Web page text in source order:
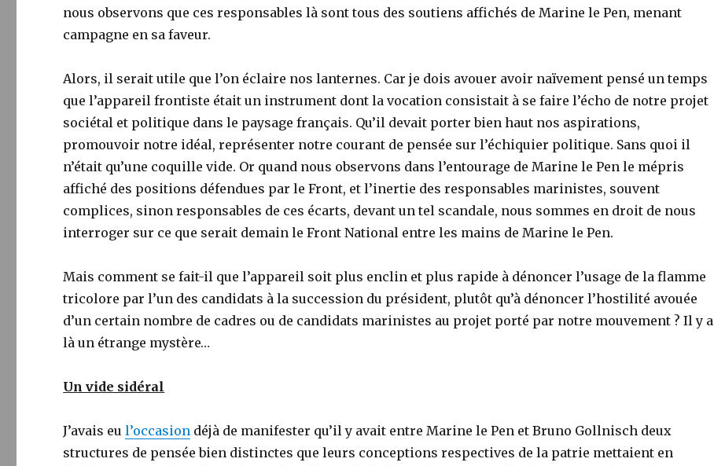
nous observons que ces responsables là sont tous des soutiens affichés de Marine le Pen, menant
campagne en sa faveur.
Alors, il serait utile que l’on éclaire nos lanternes. Car je dois avouer avoir naïvement pensé un temps
que l’appareil frontiste était un instrument dont la vocation consistait à se faire l’écho de notre projet
sociétal et politique dans le paysage français. Qu’il devait porter bien haut nos aspirations,
promouvoir notre idéal, représenter notre courant de pensée sur l’échiquier politique. Sans quoi il
n’était qu’une coquille vide. Or quand nous observons dans l’entourage de Marine le Pen le mépris
affiché des positions défendues par le Front, et l’inertie des responsables marinistes, souvent
complices, sinon responsables de ces écarts, devant un tel scandale, nous sommes en droit de nous
interroger sur ce que serait demain le Front National entre les mains de Marine le Pen.
Mais comment se fait-il que l’appareil soit plus enclin et plus rapide à dénoncer l’usage de la flamme
tricolore par l’un des candidats à la succession du président, plutôt qu’à dénoncer l’hostilité avouée
d’un certain nombre de cadres ou de candidats marinistes au projet porté par notre mouvement ? Il y a
là un étrange mystère…
Un vide sidéral
J’avais eul’occasion déjà de manifester qu’il y avait entre Marine le Pen et Bruno Gollnisch deux
structures de pensée bien distinctes que leurs conceptions respectives de la patrie mettaient en